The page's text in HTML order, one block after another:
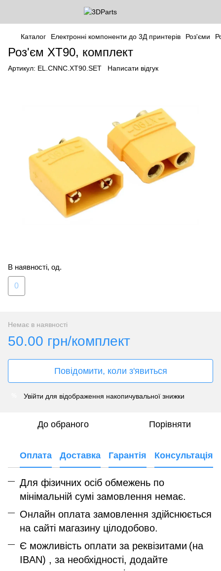
Каталог Електронні компоненти до 3Д принтерів Роз'єми
Роз'єм ХТ90, комплект
Артикул: EL.CNNC.XT90.SET Написати відгук
В наявності, од.
0
Немає в наявності
50.00 грн/комплект
Повідомити, коли з'явиться
Увійти для відображення накопичувальної знижки
До обраного Порівняти
Оплата Доставка Гарантія Консультація
Для фізичних осіб обмежень по
мінімальній сумі замовлення немає.
Онлайн оплата замовлення здійснюється
на сайті магазину цілодобово.
Є можливість оплати за реквізитами (на
IBAN) , за необхідності, додайте